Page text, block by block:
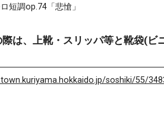
短調op.74「悲愴」
は、上靴・スリッパ等と靴袋(ビ
soshiki/55/